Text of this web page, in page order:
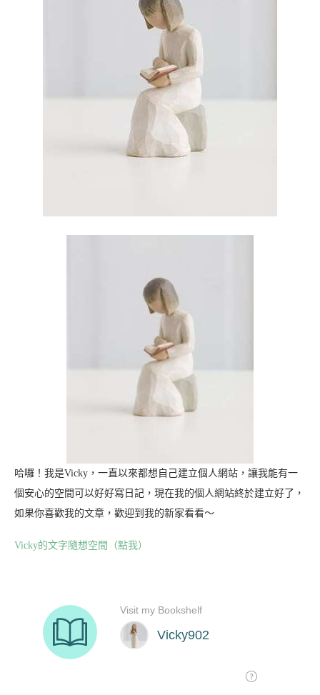
哈囉！我是Vicky，一直以來都想自己建立個人網站，讓我能有一
個安心的空間可以好好寫日記，現在我的個人網站終於建立好了，
如果你喜歡我的文章，歡迎到我的新家看看～
Vicky的文字隨想空間（點我）